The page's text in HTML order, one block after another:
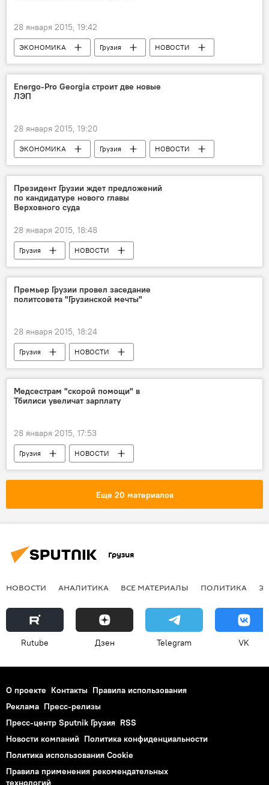
28 января 2015, 19:42
ЭКОНОМИКА Грузия НОВОСТИ
Energo-Pro Georgia строит две новые
ЛЭП
28 января 2015, 19:20
ЭКОНОМИКА Грузия НОВОСТИ
Президент Грузии ждет предложений
по кандидатуре нового главы
Верховного суда
28 января 2015, 18:48
Грузия НОВОСТИ
Премьер Грузии провел заседание
политсовета "Грузинской мечты"
28 января 2015, 18:24
Грузия НОВОСТИ
Медсестрам "cкорой помощи" в
Тбилиси увеличат зарплату
28 января 2015, 17:53
Грузия НОВОСТИ
Еще 20 материалов
Грузия
НОВОСТИ АНАЛИТИКА ВСЕ МАТЕРИАЛЫ ПОЛИТИКА
Rutube Дзен Telegram VK
О проекте Контакты Правила использования
Реклама Пресс-релизы
Пресс-центр Sputnik Грузия RSS
Новости компаний Политика конфиденциальности
Политика использования Cookie
Правила применения рекомендательных
технологий